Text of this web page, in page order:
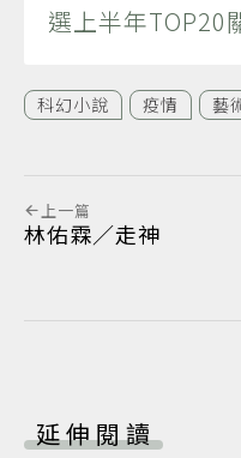
選上半年TOP20
科幻小說 疫情 藝
上一篇
林佑霖／走神
延伸閱讀